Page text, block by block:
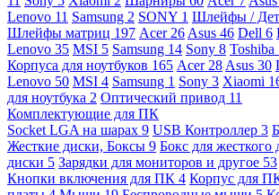
Lenovo 11 Samsung 2 SONY 1 Шлейфы /
Шлейфы матриц 197 Acer 26 Asus 46 Dell 6
Lenovo 35 MSI 5 Samsung 14 Sony 8 Toshiba
Корпуса для ноутбуков 165 Acer 28 Asus 30
Lenovo 50 MSI 4 Samsung 1 Sony 3 Xiaomi
для ноутбука 2 Оптический привод 11
Комплектующие для ПК
Socket LGA на шарах 9 USB Контроллер 3
Жесткие диски, Боксы 9 Бокс для жесткого
диски 5 Зарядки для мониторов и другое 53
Кнопки включения для ПК 4 Корпус для